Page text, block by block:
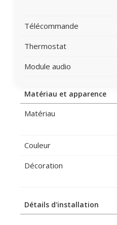
Télécommande
Thermostat
Module audio
Matériau et apparence
Matériau
Couleur
Décoration
Détails d'installation